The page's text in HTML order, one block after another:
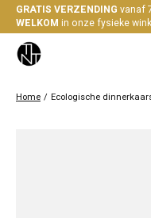
GRATIS VERZENDING vanaf
WELKOM in onze fysieke
Home / Ecologische